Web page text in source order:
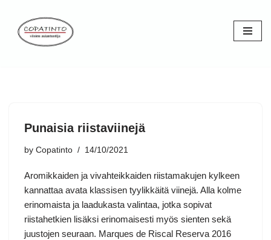
Skip
Punaisia riistaviinejä
by Copatinto 14/10/2021
Aromikkaiden ja vivahteikkaiden riistamakujen kylkeen
kannattaa avata klassisen tyylikkäitä viinejä. Alla kolme
erinomaista ja laadukasta valintaa, jotka sopivat
riistahetkien lisäksi erinomaisesti myös sienten sekä
juustojen seuraan. Marques de Riscal Reserva 2016